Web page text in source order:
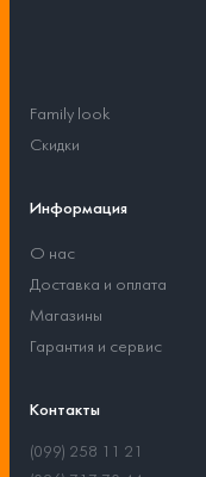
Family look
Скидки
Информация
О нас
Доставка и оплата
Магазины
Гарантия и сервис
Контакты
(099) 258 11 21